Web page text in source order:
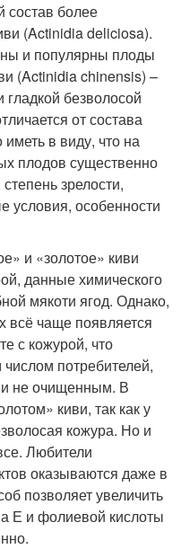
состав более
(Actinidia deliciosa).
и популярны плоды
(Actinidia chinensis) –
безволосой
от состава
в виду, что на
плодов существенно
зрелости,
условия, особенности
и «золотое» киви
данные химического
мякоти ягод. Однако,
всё чаще появляется
с кожурой, что
потребителей,
не очищенным. В
киви, так как у
кожура. Но и
Любители
оказываются даже в
позволяет увеличить
Е и фолиевой кислоты